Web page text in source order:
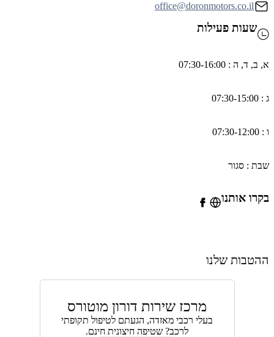
office@doronmotors.co.il
שעות פעילות
ד, ה : 07:30-16:00
15:00
: סגור
אותנו
שלנו
מרכז שירות דורון מוטורס
בעלי רכבי מאזדה, הגעתם לטיפול תקופתי
לרכב? שטיפה חיצונית חינם.